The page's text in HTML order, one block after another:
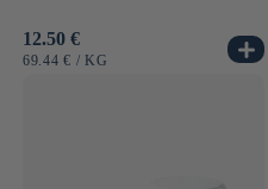
Prix
habituel
12.50 €
PRIX
69.44 € / PAR
KG